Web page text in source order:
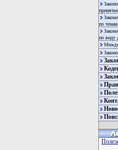
по темам
по виду